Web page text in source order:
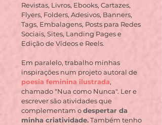
Revistas, Livros, Ebooks, Cartazes,
Flyers, Folders, Adesivos, Banners,
Tags, Embalagens, Posts para Redes
Sociais, Sites, Landing Pages e
Edição de Vídeos e Reels.​
Em paralelo, trabalho minhas
inspirações num projeto autoral de
poesia feminina ilustrada,
chamado "Nua como Nunca". Ler e
escrever são atividades que
complementam odespertar da
minha criatividade.Também tenho